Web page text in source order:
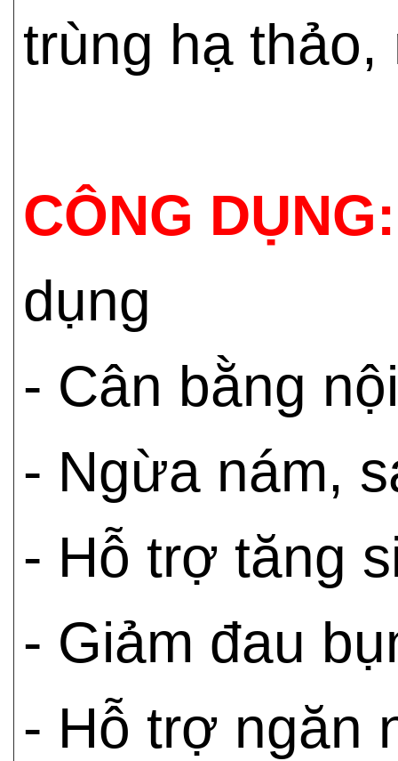
trùng hạ thảo,
CÔNG DỤNG:
dụng
- Cân bằng
- Ngừa nám,
- Hỗ trợ tăng
- Giảm đau
- Hỗ trợ ngăn